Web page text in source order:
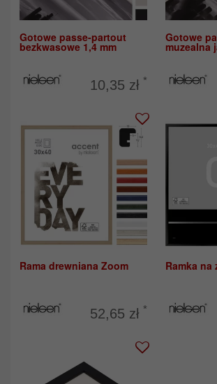
Gotowe passe-partout
bezkwasowe 1,4 mm
10,35 zł *
Gotowe
muzealna
Rama drewniana Zoom
52,65 zł *
Ramka na